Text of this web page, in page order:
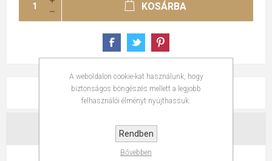
KOSÁRBA
LEÍRÁS
ÉRTÉKELÉSEK
A weboldalon cookie-kat használunk, hogy
biztonságos böngészés mellett a legjobb
felhasználói élményt nyújthassuk.
Rendben
Bővebben